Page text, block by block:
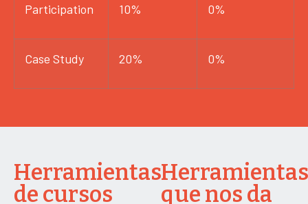
Participation 10% 0%
Case Study 20% 0%
Herramientas
de cursos
Herramientas
que nos da